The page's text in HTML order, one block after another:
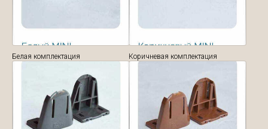
Белая комплектация Коричневая комплектация